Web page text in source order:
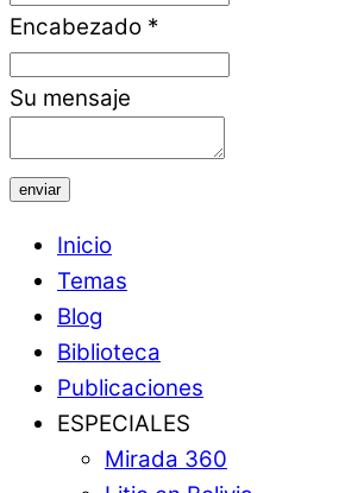
Encabezado *
Su mensaje
enviar
Inicio
Temas
Blog
Biblioteca
Publicaciones
ESPECIALES
Mirada 360